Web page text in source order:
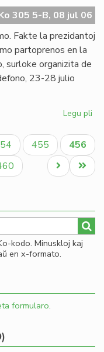
pri
305 5-B, 08 jul 06
Fakte la prezidantoj
partoprenos en la
surloke organizita de
23-28 julio
Legu pli
pri
Paĝo
455
Aktuala
paĝo
456
Last
page
Next
page
kodo. Minuskloj kaj
en x-formato.
formularo.